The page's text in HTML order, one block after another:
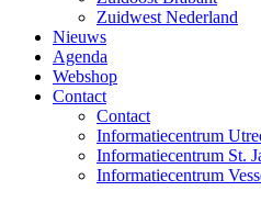
Zuidwest Nederland
Nieuws
Agenda
Webshop
Contact
Contact
Informatiecentrum
Informatiecentrum St.
Informatiecentrum